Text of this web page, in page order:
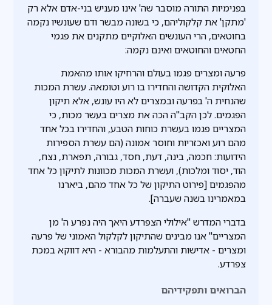
בפנימיות התורה מוסבר שה' אינו מעניש בני-אדם אלא רק
'מתקן' את קלקוליהם, כי בשונה מבשר ודם שעונשיו נקמה
בחוטאים, הרי העונשים האלוקיים מתקנים את פגמי
החטאים והחוטאים ואינם נקמה:
פרעה ומצרים פגמו בעולם והרחיקו אותו מהאמת
האלוקית הקדושה והחדירו בו רוע וטומאה. עשרת המכות
שהנחית ה' בפרעה ובמצרים לא היו עונש, אלא תיקון
הפגמים. לכן הקב"ה הכה את מצרים בעשר מכות, כי
המצריים פגמו בעשרת כוחות הטבע, והחדירו בכל אחד
מהם רוע ואכזריות וחוסר אמונה (הם עשרת הספירות
הידועות: חכמה, בינה, דעת, חסד, גבורה, תפארת, נצח,
הוד, יסוד ומלכות), ועשרת המכות מכוונות לתיקון כל אחד
מהפגמים [פירוט התיקון של כל אחד מהם, ביארנו
במאמרינו בשנה שעברה].
בדברי המדרש "אילולי הצפרדע היאך היה נפרע ה' מן
המצריים" אנו מבינים שהתיקון לקלקול האמוני של פרעה
ומצרים - אדישות והתעלמות מהבורא - היא דווקא במכת
צפרדע.
הברואים ותפקידיהם